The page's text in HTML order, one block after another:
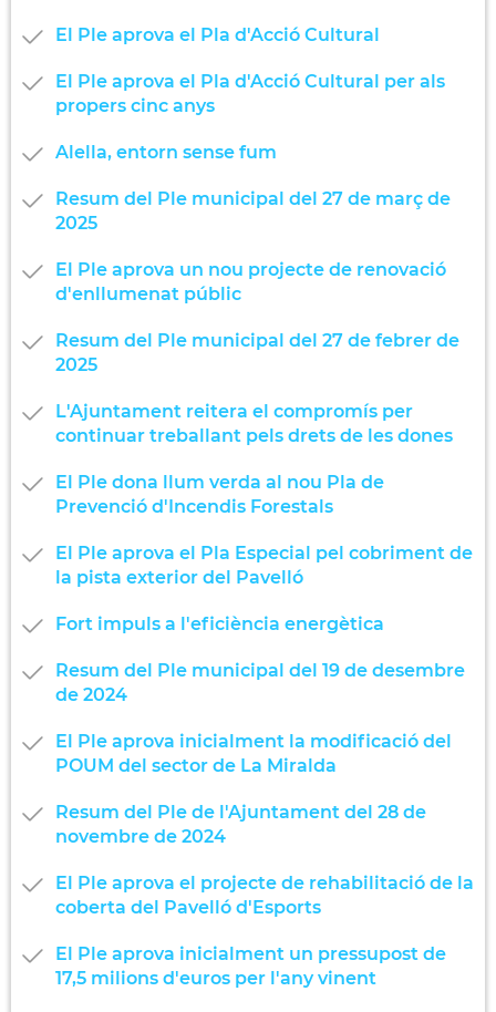
El Ple aprova el Pla d'Acció Cultural
El Ple aprova el Pla d'Acció Cultural per als
propers cinc anys
Alella, entorn sense fum
Resum del Ple municipal del 27 de març de
2025
El Ple aprova un nou projecte de renovació
d'enllumenat públic
Resum del Ple municipal del 27 de febrer de
2025
L'Ajuntament reitera el compromís per
continuar treballant pels drets de les dones
El Ple dona llum verda al nou Pla de
Prevenció d'Incendis Forestals
El Ple aprova el Pla Especial pel cobriment de
la pista exterior del Pavelló
Fort impuls a l'eficiència energètica
Resum del Ple municipal del 19 de desembre
de 2024
El Ple aprova inicialment la modificació del
POUM del sector de La Miralda
Resum del Ple de l'Ajuntament del 28 de
novembre de 2024
El Ple aprova el projecte de rehabilitació de la
coberta del Pavelló d'Esports
El Ple aprova inicialment un pressupost de
17,5 milions d'euros per l'any vinent